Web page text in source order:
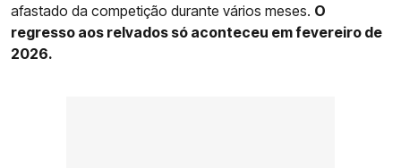
afastado da competição durante vários meses. O
regresso aos relvados só aconteceu em fevereiro de
2026.